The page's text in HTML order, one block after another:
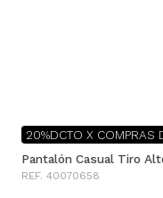
20%DCTO X
Pantalón Casual Tiro
REF. 40070658